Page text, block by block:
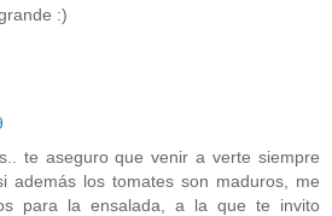
:)
te aseguro que venir a verte siempre
además los tomates son maduros, me
para la ensalada, a la que te invito